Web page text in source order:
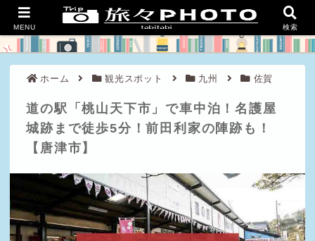
良い旅を、豊かな人生を。
ホーム 観光スポット 九州 佐賀
道の駅「桃山天下市」で車中泊！名護屋
城跡まで徒歩5分！前田利家の陣跡も！
【唐津市】
MENU 検索